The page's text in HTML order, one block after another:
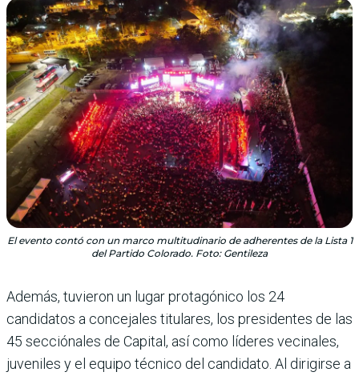
El evento contó con un marco multitudinario de adherentes de la Lista 1
del Partido Colorado. Foto: Gentileza
Además, tuvieron un lugar protagónico los 24
candidatos a concejales titulares, los presidentes de las
45 secciónales de Capital, así como líderes vecinales,
juveniles y el equipo técnico del candidato. Al dirigirse a